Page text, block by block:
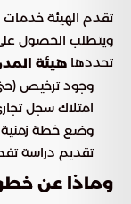
تقدم الهيئة خدمات
ويتطلب الحصول
تحددها هيئة
وجود ترخيص
امتلاك سجل
وضع خطة زمنية
تقديم دراسة
وماذا عن